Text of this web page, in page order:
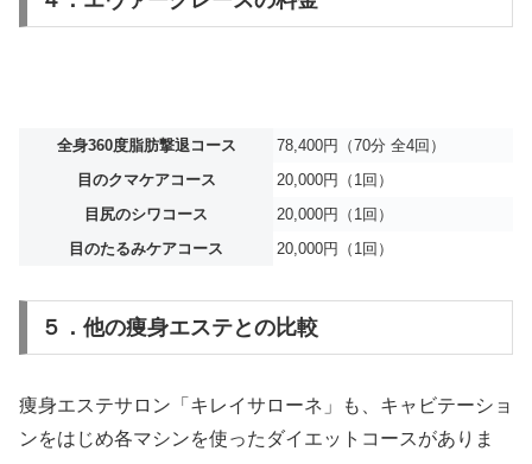
全身360度脂肪撃退コース
78,400円（70分 全4回）
目のクマケアコース
20,000円（1回）
目尻のシワコース
20,000円（1回）
目のたるみケアコース
20,000円（1回）
５．他の痩身エステとの比較
痩身エステサロン「キレイサローネ」も、キャビテーショ
ンをはじめ各マシンを使ったダイエットコースがありま